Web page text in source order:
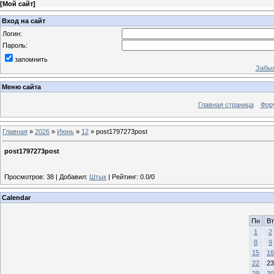
[Мой сайт]
Вход на сайт
Логин:
Пароль:
запомнить
Меню сайта
Главная страница
Главная » 2026 » Июнь » 12 » post1797273post
post1797273post
Просмотров: 38 | Добавил: Штык | Рейтинг: 0.0/0
Calendar
Пн
Вт
1
2
8
9
15
16
22
23